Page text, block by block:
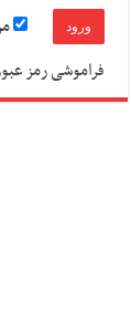
فراموشی رمز